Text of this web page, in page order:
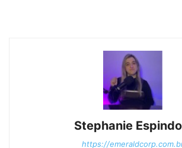
Stephanie
https://